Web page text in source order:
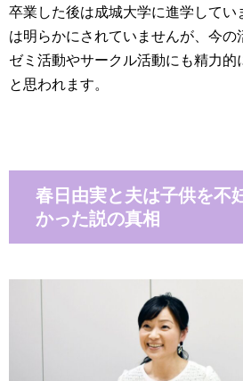
卒業した後は成城大学に進学してい
は明らかにされていませんが、今の
ゼミ活動やサークル活動にも精力的
と思われます。
春日由実と夫は子供を不
かった説の真相